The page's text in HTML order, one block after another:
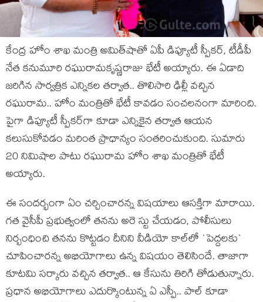
కేంద్ర హోం శాఖ మంత్రి అమిత్‌షాతో ఏపీ డిప్యూటీ స్పీక‌ర్‌, టీడీపీ
నేత క‌నుమూరి ర‌ఘురామ‌కృష్ణ‌రాజు భేటీ అయ్యారు. ఈ ఏడాది
జ‌రిగిన సార్వ‌త్రిక ఎన్నిక‌ల త‌ర్వాత‌.. తొలిసారి ఢిల్లీ వ‌చ్చిన
ర‌ఘురామ‌.. హోం మంత్రితో భేటీ కావ‌డం సంచ‌ల‌నంగా మారింది.
పైగా డిప్యూటీ స్పీక‌ర్‌గా కూడా ఎన్నికైన త‌ర్వాత ఆయ‌న
క‌లుసుకోవ‌డం మ‌రింత ప్రాధాన్యం సంత‌రించుకుంది. సుమారు
20 నిమిషాల పాటు ర‌ఘురామ హోం శాఖ మంత్రితో భేటీ
అయ్యారు.
ఈ సంద‌ర్భంగా ఏం చ‌ర్చించార‌న్న విష‌యాలు ఆస‌క్తిగా మారాయి.
గ‌త వైసీపీ ప్ర‌భుత్వంలో త‌న‌ను అరె స్టు చేయ‌డం, పోలీసులు
నిర్బంధించి త‌న‌ను కొట్ట‌డం దీనిని వీడియో కాల్‌లో `పెద్ద‌ల‌కు`
చూపించార‌న్న అభియోగాలు ఉన్న విష‌యం తెలిసిందే. తాజాగా
కూట‌మి స‌ర్కారు వ‌చ్చిన త‌ర్వాత‌.. ఆ కేసును తిరిగి తోడుతున్నారు.
ప్ర‌ధాన అభియోగాలు ఎదుర్కొంటున్న ఏ ఎస్పీ.. పాల్ కూడా